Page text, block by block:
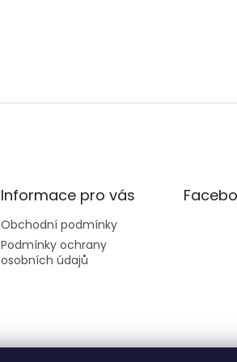
Informace pro vás
Obchodní podmínky
Podmínky ochrany
osobních údajů